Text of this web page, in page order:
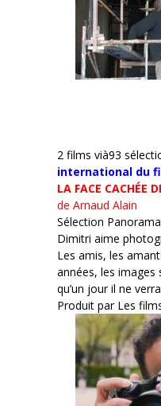
2 films vià93
international du
LA FACE CACHÉE
de Arnaud Alain
Sélection Panorama
Dimitri aime
Les amis, les
années, les images
qu’un jour il ne
Produit par Les